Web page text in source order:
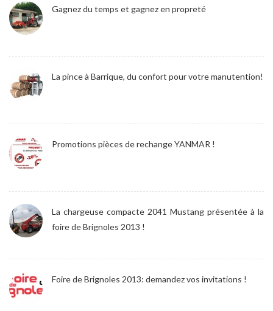
Gagnez du temps et gagnez en propreté
La pince à Barrique, du confort pour votre manutention!
Promotions pièces de rechange YANMAR !
La chargeuse compacte 2041 Mustang présentée à la
foire de Brignoles 2013 !
Foire de Brignoles 2013: demandez vos invitations !